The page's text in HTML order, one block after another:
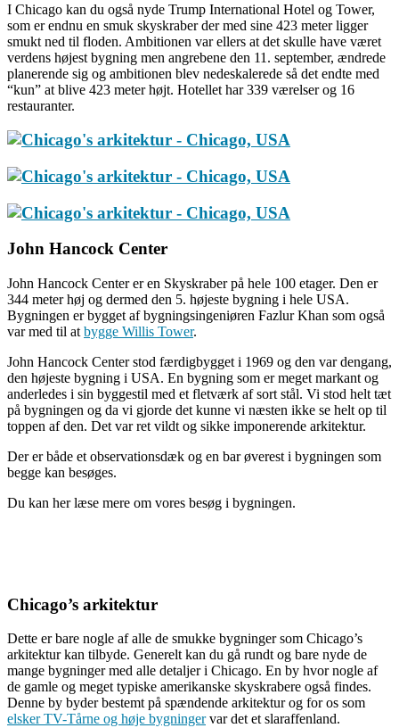
I Chicago kan du også nyde Trump International Hotel og Tower,
som er endnu en smuk skyskraber der med sine 423 meter ligger
smukt ned til floden. Ambitionen var ellers at det skulle have været
verdens højest bygning men angrebene den 11. september, ændrede
planerende sig og ambitionen blev nedeskalerede så det endte med
“kun” at blive 423 meter højt. Hotellet har 339 værelser og 16
restauranter.
John Hancock Center
John Hancock Center er en Skyskraber på hele 100 etager. Den er
344 meter høj og dermed den 5. højeste bygning i hele USA.
Bygningen er bygget af bygningsingeniøren Fazlur Khan som også
var med til at bygge Willis Tower.
John Hancock Center stod færdigbygget i 1969 og den var dengang,
den højeste bygning i USA. En bygning som er meget markant og
anderledes i sin byggestil med et fletværk af sort stål. Vi stod helt tæt
på bygningen og da vi gjorde det kunne vi næsten ikke se helt op til
toppen af den. Det var ret vildt og sikke imponerende arkitektur.
Der er både et observationsdæk og en bar øverest i bygningen som
begge kan besøges.
Du kan her læse mere om vores besøg i bygningen.
Chicago’s arkitektur
Dette er bare nogle af alle de smukke bygninger som Chicago’s
arkitektur kan tilbyde. Generelt kan du gå rundt og bare nyde de
mange bygninger med alle detaljer i Chicago. En by hvor nogle af
de gamle og meget typiske amerikanske skyskrabere også findes.
Denne by byder bestemt på spændende arkitektur og for os som
elsker TV-Tårne og høje bygningervar det et slaraffenland.